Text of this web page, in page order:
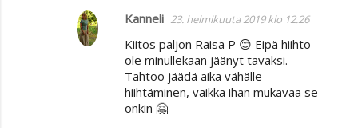
Kanneli 23. helmikuuta 2019 klo 12.26
Kiitos paljon Raisa P 😊 Eipä hiihto
ole minullekaan jäänyt tavaksi.
Tahtoo jäädä aika vähälle
hiihtäminen, vaikka ihan mukavaa se
onkin 🤗